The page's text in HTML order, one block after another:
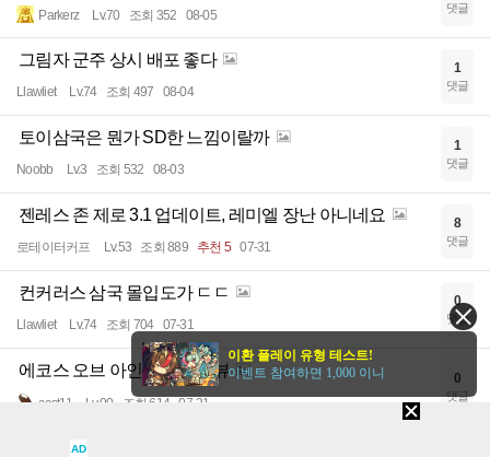
Parkerz Lv.70 조회 352 08-05 댓글
그림자 군주 상시 배포 좋다
Llawliet Lv.74 조회 497 08-04
1
댓글
토이삼국은 뭔가 SD한 느낌이랄까
Noobb Lv.3 조회 532 08-03
1
댓글
젠레스 존 제로 3.1 업데이트, 레미엘 장난 아니네요
로테이터커프 Lv.53 조회 889 추천 5 07-31
8
댓글
컨커러스 삼국 몰입도가 ㄷㄷ
Llawliet Lv.74 조회 704 07-31
0
댓글
에코스 오브 아인크라드 리뷰
cast11 Lv.90 조회 614 07-31
0
댓글
딴짓하다 켰을 때 활성화된 방치 보상이 날 기쁘게함
AD
이환 플레이 유형 테스트!
이벤트 참여하면 1,000 이니